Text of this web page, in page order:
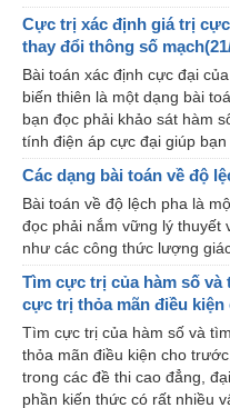
Cực trị xác định giá trị
thay đổi thông số
Bài toán xác định cực đại
biến thiên là một dạng bài
bạn đọc phải khảo sát hàm
tính điện áp cực đại giúp bạn
Các dạng bài toán về độ
Bài toán về độ lệch pha là
đọc phải nắm vững lý thuyết
như các công thức lượng
Tìm cực trị của hàm số và
cực trị thỏa mãn điều
Tìm cực trị của hàm số và
thỏa mãn điều kiện cho
trong các đề thi cao đẳng,
phần kiến thức có rất nhiều